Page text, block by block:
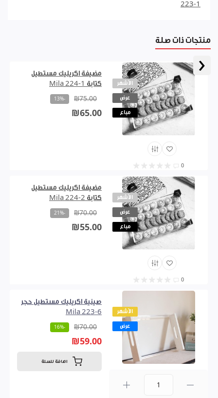
‹
223-1
منتجات ذات صلة
الأشهر
عرض
مباع
0
مضيفة اكريليك مستطيل
كتابة Mila 224-1
₪75.00
-13%
₪65.00
الأشهر
عرض
مباع
0
مضيفة اكريليك مستطيل
كتابة Mila 224-2
₪70.00
-21%
₪55.00
الأشهر
عرض
صينية اكريليك مستطيل حجر
Mila 223-6
₪70.00
-16%
₪59.00
اضافة للسلة